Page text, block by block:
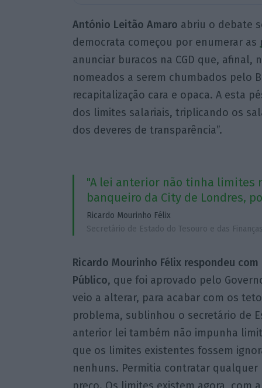
António Leitão Amaro abriu o debate
democrata começou por enumerar as
anunciar buracos na CGD que, afinal,
nomeados a serem chumbados pelo
recapitalização cara e opaca. A esta
dos limites salariais, triplicando os
dos deveres de transparência”.
"A lei anterior não tinha limites
banqueiro da City de Londres,
Ricardo Mourinho Félix
Secretário de Estado do Tesouro e das Finanças
Ricardo Mourinho Félix respondeu
Público, que foi aprovado pelo
veio a alterar, para acabar com os
problema, sublinhou o secretário de
anterior lei também não impunha
que os limites existentes fossem
nenhuns. Permitia contratar